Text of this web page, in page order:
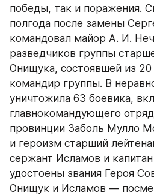
победы, так и поражения.
полгода после замены
командовал майор А. И.
разведчиков группы
Онищука, состоявшей из
командир группы. В
уничтожила 63 боевика,
главнокомандующего
провинции Заболь Мулло
и героизм старший
сержант Исламов и
удостоены звания Героя
Онищук и Исламов —